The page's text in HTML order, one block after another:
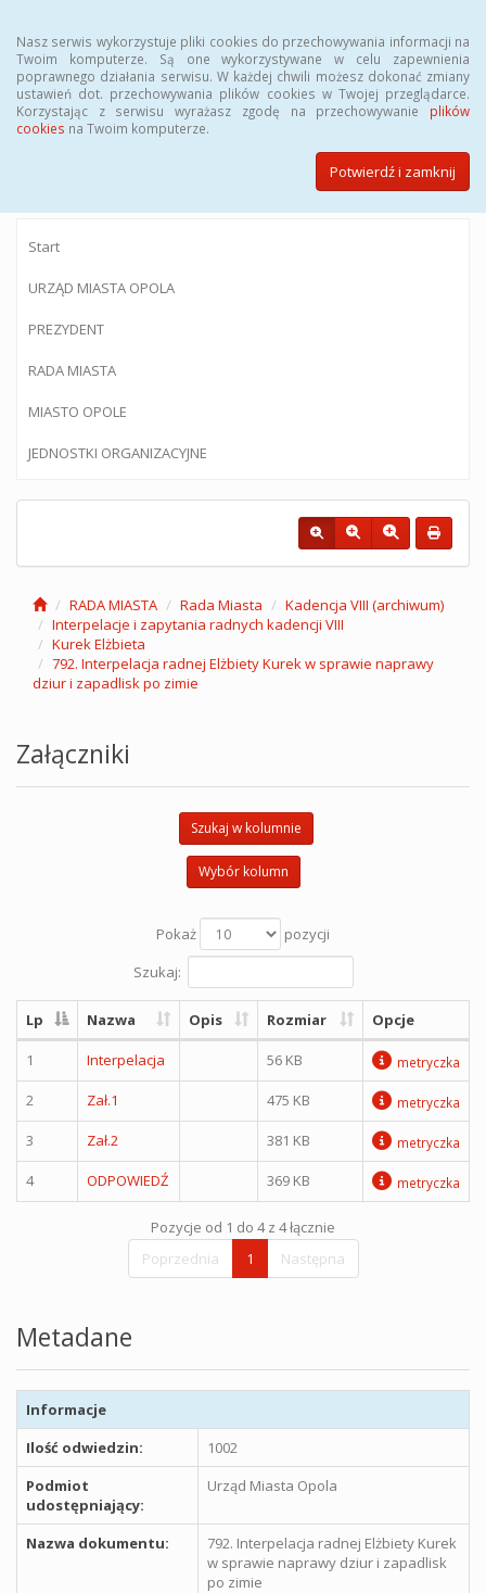
Nasz serwis wykorzystuje pliki cookies do przechowywania informacji na
Twoim komputerze. Są one wykorzystywane w celu zapewnienia
poprawnego działania serwisu. W każdej chwili możesz dokonać zmiany
ustawień dot. przechowywania plików cookies w Twojej przeglądarce.
Korzystając z serwisu wyrażasz zgodę na przechowywanie plików
cookies na Twoim komputerze.
Potwierdź i zamknij
BIULETYN INFORMACJI PUBLICZNEJ
Urzędu Miasta Opola
Start
URZĄD MIASTA OPOLA
PREZYDENT
RADA MIASTA
MIASTO OPOLE
JEDNOSTKI ORGANIZACYJNE
RADA MIASTA Rada Miasta
Kadencja VIII (archiwum)
Interpelacje i zapytania radnych kadencji VIII
Kurek Elżbieta
792. Interpelacja radnej Elżbiety Kurek w sprawie naprawy
dziur i zapadlisk po zimie
Załączniki
Szukaj w kolumnie
Wybór kolumn
Pokaż
pozycji
Szukaj:
Lp Nazwa Opis Rozmiar Opcje
1 Interpelacja 56 KB metryczka
2 Zał.1 475 KB metryczka
3 Zał.2 381 KB metryczka
4 ODPOWIEDŹ 369 KB metryczka
Pozycje od 1 do 4 z 4 łącznie
Poprzednia
1 Następna
Metadane
Informacje
Ilość odwiedzin:
1002
Podmiot
udostępniający:
Urząd Miasta Opola
Nazwa dokumentu:
792. Interpelacja radnej Elżbiety Kurek
w sprawie naprawy dziur i zapadlisk
po zimie